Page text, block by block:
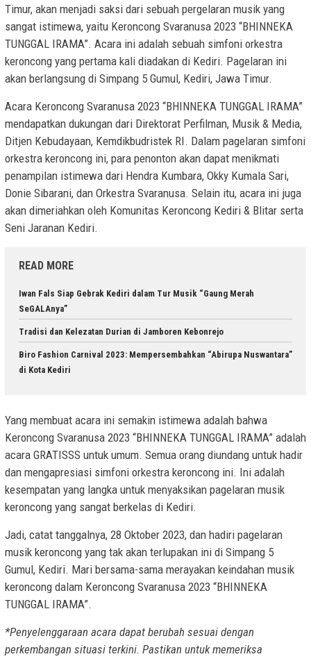
Timur, akan menjadi saksi dari sebuah pergelaran musik yang
sangat istimewa, yaitu Keroncong Svaranusa 2023 “BHINNEKA
TUNGGAL IRAMA”. Acara ini adalah sebuah simfoni orkestra
keroncong yang pertama kali diadakan di Kediri. Pagelaran ini
akan berlangsung di Simpang 5 Gumul, Kediri, Jawa Timur.
Acara Keroncong Svaranusa 2023 “BHINNEKA TUNGGAL IRAMA”
mendapatkan dukungan dari Direktorat Perfilman, Musik & Media,
Ditjen Kebudayaan, Kemdikbudristek RI. Dalam pagelaran simfoni
orkestra keroncong ini, para penonton akan dapat menikmati
penampilan istimewa dari Hendra Kumbara, Okky Kumala Sari,
Donie Sibarani, dan Orkestra Svaranusa. Selain itu, acara ini juga
akan dimeriahkan oleh Komunitas Keroncong Kediri & Blitar serta
Seni Jaranan Kediri.
READ MORE
Iwan Fals Siap Gebrak Kediri dalam Tur Musik “Gaung Merah
SeGALAnya”
Tradisi dan Kelezatan Durian di Jamboren Kebonrejo
Biro Fashion Carnival 2023: Mempersembahkan “Abirupa Nuswantara”
di Kota Kediri
Yang membuat acara ini semakin istimewa adalah bahwa
Keroncong Svaranusa 2023 “BHINNEKA TUNGGAL IRAMA” adalah
acara GRATISSS untuk umum. Semua orang diundang untuk hadir
dan mengapresiasi simfoni orkestra keroncong ini. Ini adalah
kesempatan yang langka untuk menyaksikan pagelaran musik
keroncong yang sangat berkelas di Kediri.
Jadi, catat tanggalnya, 28 Oktober 2023, dan hadiri pagelaran
musik keroncong yang tak akan terlupakan ini di Simpang 5
Gumul, Kediri. Mari bersama-sama merayakan keindahan musik
keroncong dalam Keroncong Svaranusa 2023 “BHINNEKA
TUNGGAL IRAMA”.
*Penyelenggaraan acara dapat berubah sesuai dengan
perkembangan situasi terkini. Pastikan untuk memeriksa